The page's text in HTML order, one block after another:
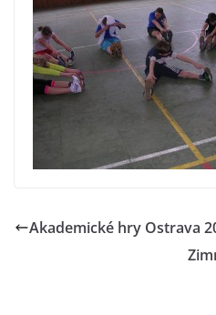
Akademické hry Ostrava